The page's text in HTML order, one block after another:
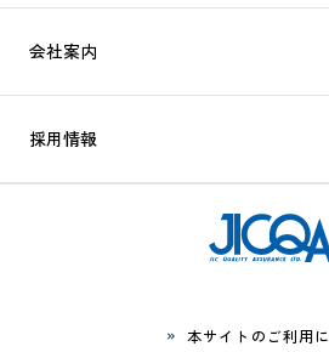
会社案内
採用情報
本サイトのご利用